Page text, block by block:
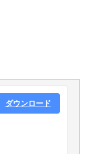
ダウンロード